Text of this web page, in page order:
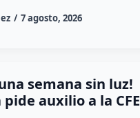
7 agosto, 2026
semana sin luz!
pide auxilio a la CFE